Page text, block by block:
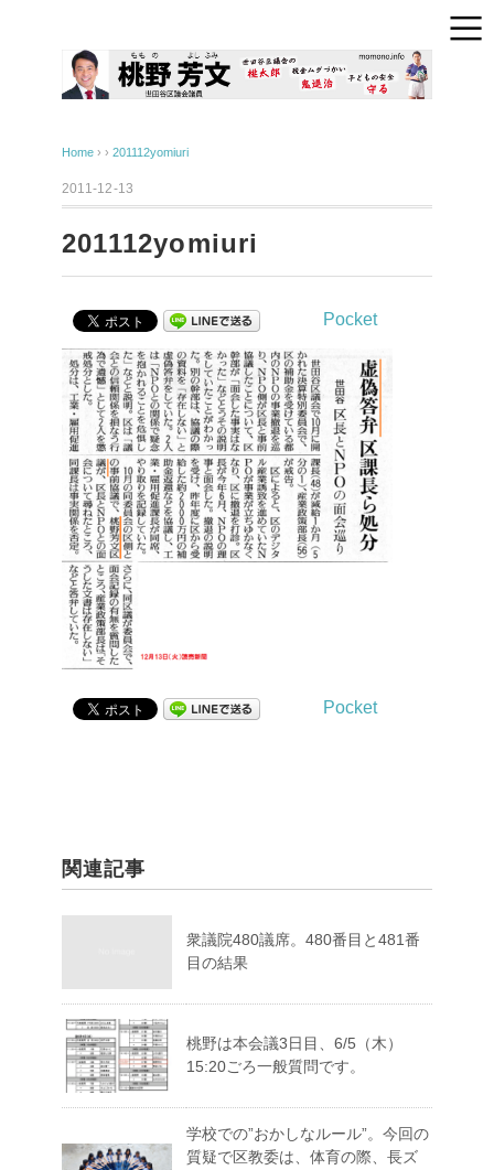
Home › › 201112yomiuri
2011-12-13
201112yomiuri
Pocket
Pocket
関連記事
衆議院480議席。480番目と481番
目の結果
桃野は本会議3日目、6/5（木）
15:20ごろ一般質問です。
学校での”おかしなルール”。今回の
質疑で区教委は、体育の際、長ズ